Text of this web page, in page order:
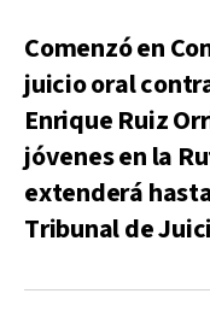
Comenzó en
juicio oral
Enrique Ruiz
jóvenes en la
extenderá
Tribunal de